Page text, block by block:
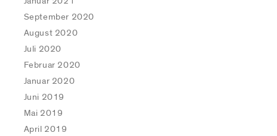
September 2020
August 2020
Juli 2020
Februar 2020
Januar 2020
Juni 2019
Mai 2019
April 2019